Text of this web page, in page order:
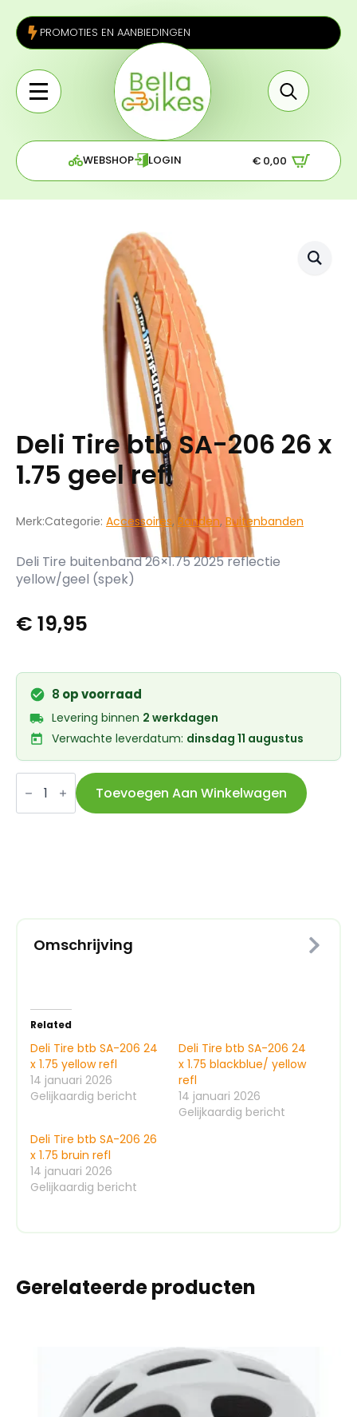
PROMOTIES EN AANBIEDINGEN
for:
WEBSHOP LOGIN € 0,00
Deli Tire btb SA-206 26 x
1.75 geel refl
Merk:Categorie: Accessoires, Banden, Buitenbanden
Deli Tire buitenband 26×1.75 2025 reflectie
yellow/geel (spek)
€ 19,95
8 op voorraad
Levering binnen 2 werkdagen
Verwachte leverdatum: dinsdag 11 augustus
Deli
Tire
SA-
Toevoegen Aan Winkelwagen
Omschrijving
Related
Deli Tire btb SA-206 24
x 1.75 yellow refl
14 januari 2026
Gelijkaardig bericht
Deli Tire btb SA-206 24
x 1.75 blackblue/ yellow
refl
14 januari 2026
Gelijkaardig bericht
Deli Tire btb SA-206 26
x 1.75 bruin refl
14 januari 2026
Gelijkaardig bericht
Gerelateerde producten